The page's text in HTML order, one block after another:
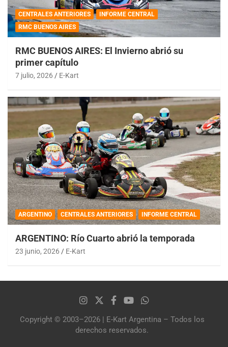
CENTRALES ANTERIORES
INFORME CENTRAL
RMC BUENOS AIRES
RMC BUENOS AIRES: El Invierno abrió su
primer capítulo
7 julio, 2026 E-Kart
ARGENTINO CENTRALES ANTERIORES INFORME CENTRAL
ARGENTINO: Río Cuarto abrió la temporada
23 junio, 2026 E-Kart
Copyright © 2003–2026 | E-Kart Argentina – Todos los
derechos reservados.